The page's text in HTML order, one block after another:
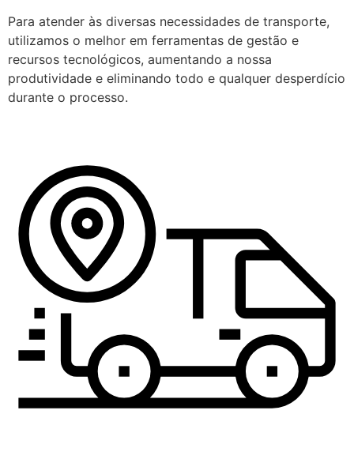
Para atender às diversas necessidades de transporte,
utilizamos o melhor em ferramentas de gestão e
recursos tecnológicos, aumentando a nossa
produtividade e eliminando todo e qualquer desperdício
durante o processo.